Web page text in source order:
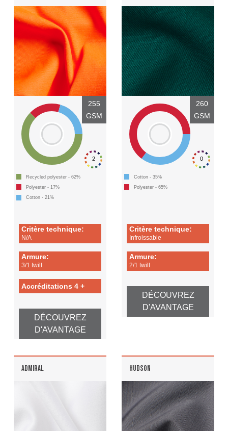
2
255
GSM
Recycled polyester - 62%
Polyester - 17%
Cotton - 21%
Critère technique:
N/A
Armure:
3/1 twill
Accréditations 4 +
DÉCOUVREZ
D'AVANTAGE
0
260
GSM
Cotton - 35%
Polyester - 65%
Critère technique:
Infroissable
Armure:
2/1 twill
DÉCOUVREZ
D'AVANTAGE
ADMIRAL HUDSON